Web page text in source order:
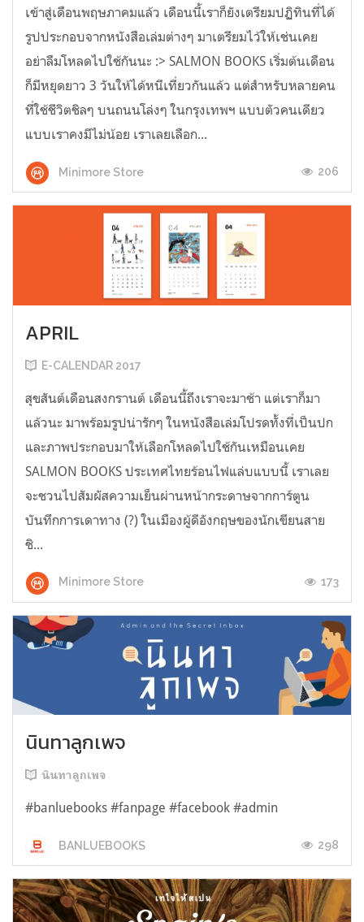
เข้าสู่เดือนพฤษภาคมแล้ว เดือนนี้เราก็ยังเตรียมปฏิทินที่ได้
รูปประกอบจากหนังสือเล่มต่างๆ มาเตรียมไว้ให้เช่นเคย
อย่าลืมโหลดไปใช้กันนะ :> SALMON BOOKS เริ่มต้นเดือน
ก็มีหยุดยาว 3 วันให้ได้หนีเที่ยวกันแล้ว แต่สำหรับหลายคน
ที่ใช้ชีวิตชิลๆ บนถนนโล่งๆ ในกรุงเทพฯ แบบตัวคนเดียว
แบบเราคงมีไม่น้อย เราเลยเลือก...
Minimore Store 206
APRIL
E-CALENDAR 2017
สุขสันต์เดือนสงกรานต์ เดือนนี้ถึงเราจะมาช้า แต่เราก็มา
แล้วนะ มาพร้อมรูปน่ารักๆ ในหนังสือเล่มโปรดทั้งที่เป็นปก
และภาพประกอบมาให้เลือกโหลดไปใช้กันเหมือนเคย
SALMON BOOKS ประเทศไทยร้อนไฟแล่บแบบนี้ เราเลย
จะชวนไปสัมผัสความเย็นผ่านหน้ากระดาษจากการ์ตูน
บันทึกการเดาทาง (?) ในเมืองผู้ดีอังกฤษของนักเขียนสาย
ชิ...
Minimore Store 173
นินทาลูกเพจ
นินทาลูกเพจ
#banluebooks #fanpage #facebook #admin
BANLUEBOOKS 298